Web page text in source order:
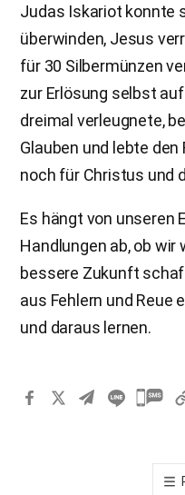
Judas Iskariot konnte
überwinden, Jesus
für 30 Silbermünzen
zur Erlösung selbst
dreimal verleugnete,
Glauben und lebte
noch für Christus und
Es hängt von unseren
Handlungen ab, ob wir
bessere Zukunft
aus Fehlern und Reue
und daraus lernen.